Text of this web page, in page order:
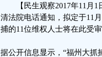
【民生观察2017年11
清法院电话通知，拟定于11
捕的11位维权人士将在此受
据公开信息显示，“福州大抓